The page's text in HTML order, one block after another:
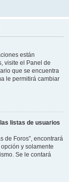
están
visite el Panel de
que se encuentra
le permitirá cambiar
listas de usuarios
de Foros”, encontrará
y solamente
Se le contará